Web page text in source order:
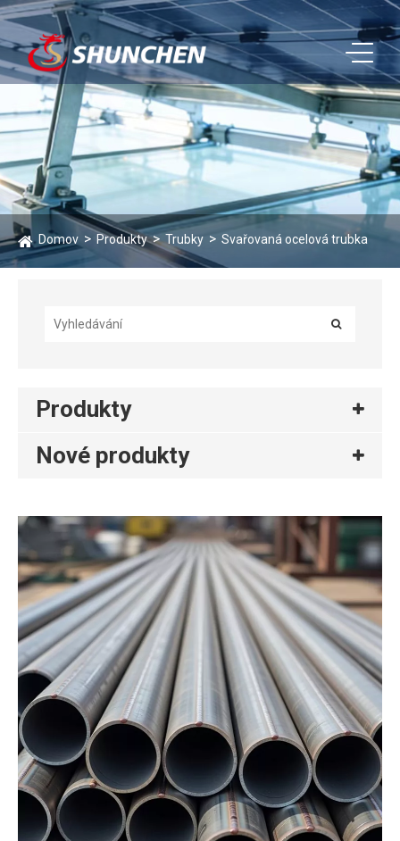
Domov Produkty Trubky Svařovaná ocelová trubka
Produkty
Nové produkty